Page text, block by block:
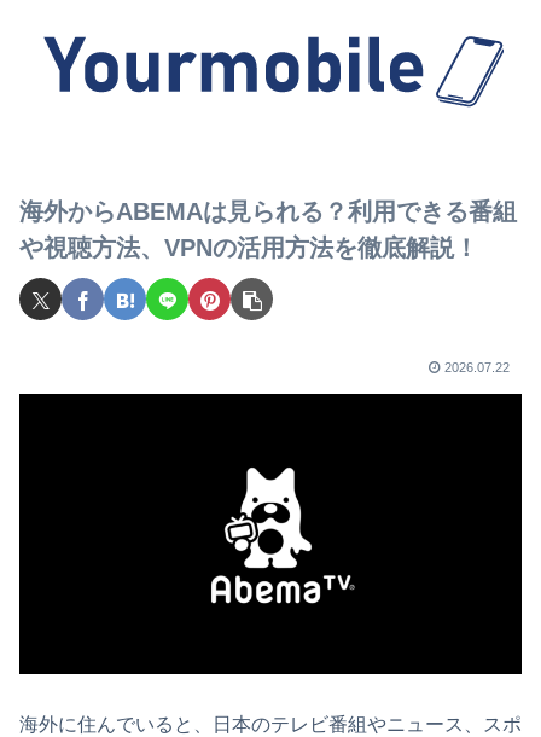
海外からABEMAは見られる？利用できる番組
や視聴方法、VPNの活用方法を徹底解説！
2026.07.22
海外に住んでいると、日本のテレビ番組やニュース、スポ